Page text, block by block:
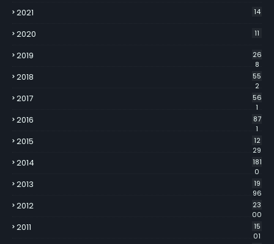
2021 14
2020 11
2019
26
8
2018
55
2
2017
56
1
2016
87
1
2015
12
29
2014
181
0
2013
19
96
2012
23
00
2011
15
01